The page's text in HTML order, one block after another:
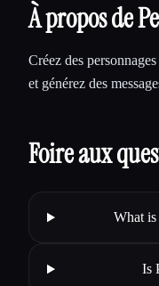
À propos de
Créez des
et générez des
Foire aux
What
Is